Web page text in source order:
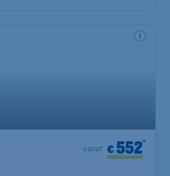
€552*
vanaf